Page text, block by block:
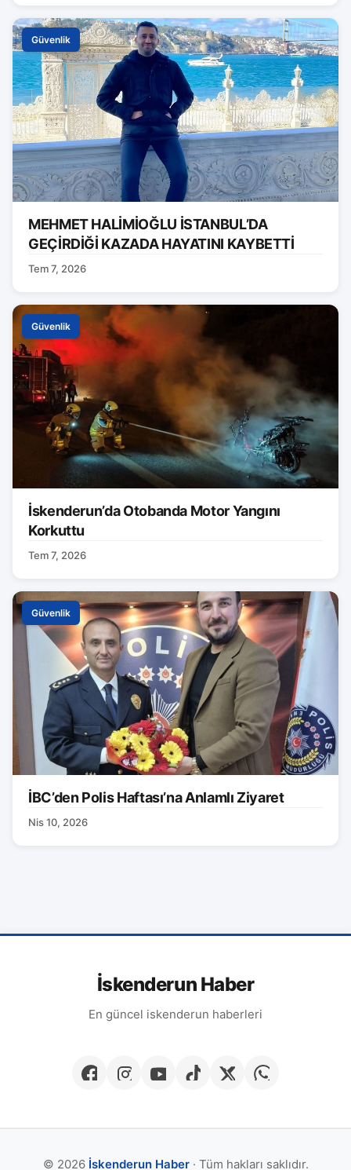
Güvenlik
MEHMET HALİMİOĞLU İSTANBUL’DA
GEÇİRDİĞİ KAZADA HAYATINI KAYBETTİ
Tem 7, 2026
Güvenlik
İskenderun’da Otobanda Motor Yangını
Korkuttu
Tem 7, 2026
Güvenlik
İBC’den Polis Haftası’na Anlamlı Ziyaret
Nis 10, 2026
İskenderun Haber
En güncel iskenderun haberleri
© 2026 İskenderun Haber· Tüm hakları saklıdır.